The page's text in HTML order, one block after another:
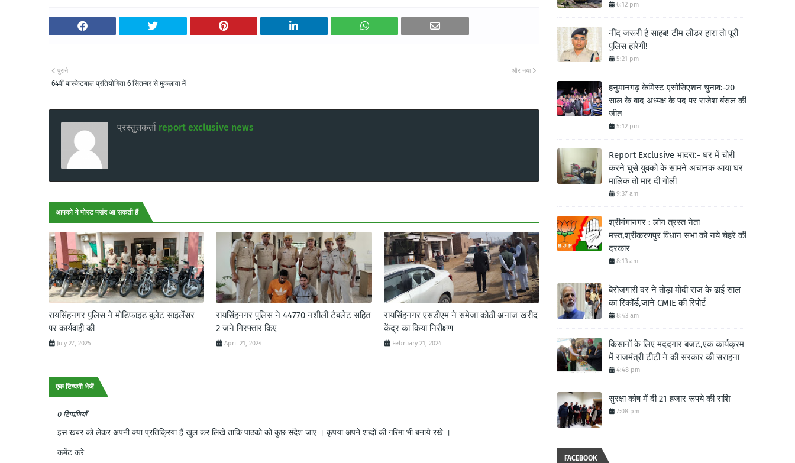
और नया
पुराने
64वीं बास्केटबाल प्रतियोगिता 6 सितम्बर से मुकलावा में
प्रस्तुतकर्ता report exclusive news
आपको ये पोस्ट पसंद आ सकती हैं
रायसिंहनगर पुलिस ने मोडिफाइड बुलेट साइलेंसर
पर कार्यवाही की
July 27, 2025
रायसिंहनगर पुलिस ने 44770 नशीली टैबलेट सहित
2 जने गिरफ्तार किए
April 21, 2024
रायसिंहनगर एसडीएम ने समेजा कोठी अनाज खरीद
केंद्र का किया निरीक्षण
February 21, 2024
एक टिप्पणी भेजें
0 टिप्पणियाँ
इस खबर को लेकर अपनी क्या प्रतिक्रिया हैं खुल कर लिखे ताकि पाठको को कुछ संदेश जाए । कृपया अपने शब्दों की गरिमा भी बनाये रखे ।
कमेंट करे
6:12 pm
नींद जरूरी है साहब! टीम लीडर हारा तो पूरी
पुलिस हारेगी!
5:21 pm
हनुमानगढ़ केमिस्ट एसोसिएशन चुनाव:-20
साल के बाद अध्यक्ष के पद पर राजेश बंसल की
जीत
5:12 pm
Report Exclusive भादरा:- घर में चोरी
करने घुसे युवको के सामने अचानक आया घर
मालिक तो मार दी गोली
9:37 am
श्रीगंगानगर : लोग त्रस्त नेता
मस्त,श्रीकरणपुर विधान सभा को नये चेहरे की
दरकार
8:13 am
बेरोजगारी दर ने तोड़ा मोदी राज के ढाई साल
का रिकॉर्ड,जाने CMIE की रिपोर्ट
8:43 am
किसानों के लिए मददगार बजट,एक कार्यक्रम
में राजमंत्री टीटी ने की सरकार की सराहना
4:48 pm
सुरक्षा कोष में दी 21 हजार रूपये की राशि
7:08 pm
FACEBOOK